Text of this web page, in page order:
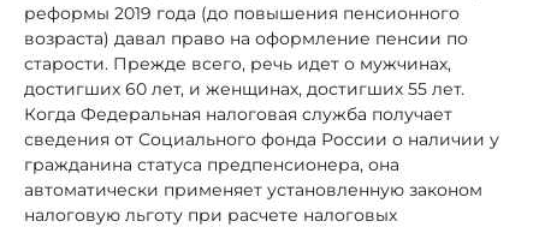
реформы 2019 года (до повышения пенсионного
возраста) давал право на оформление пенсии по
старости. Прежде всего, речь идет о мужчинах,
достигших 60 лет, и женщинах, достигших 55 лет.
Когда Федеральная налоговая служба получает
сведения от Социального фонда России о наличии у
гражданина статуса предпенсионера, она
автоматически применяет установленную законом
налоговую льготу при расчете налоговых